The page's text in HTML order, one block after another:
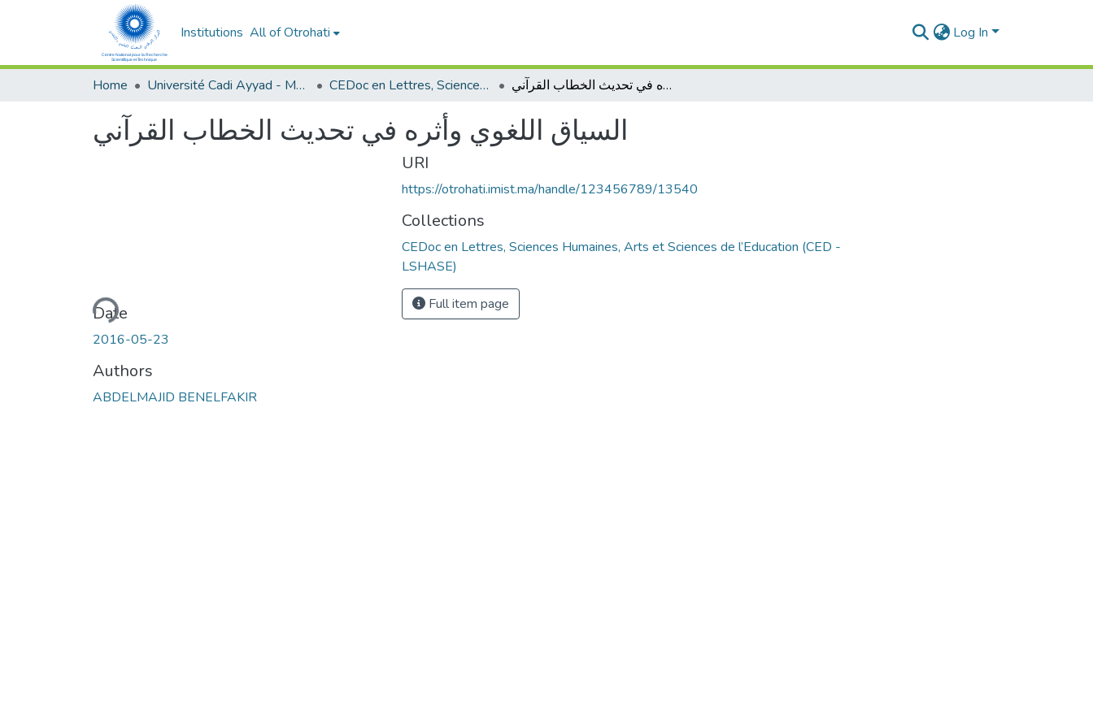
Institutions All of Otrohati Log In
Home Université Cadi Ayyad - Marrakech CEDoc en Lettres, Sciences Humaines, Arts et Sciences de l’Education (CED - LSHASE) السياق اللغوي وأثره في تحديث الخطاب القرآني
السياق اللغوي وأثره في تحديث الخطاب القرآني
Loading...
Date
2016-05-23
Authors
ABDELMAJID BENELFAKIR
URI
https://otrohati.imist.ma/handle/123456789/13540
Collections
CEDoc en Lettres, Sciences Humaines, Arts et Sciences de l’Education (CED -
LSHASE)
Full item page